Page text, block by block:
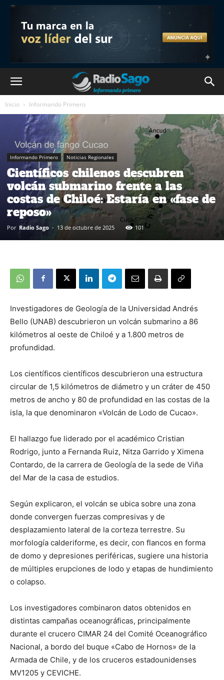
Inicio Informando Primero
Informando Primero Noticias Regionales
Científicos chilenos descubren
volcán submarino frente a las
costas de Chiloé: Estaría en «fase de
reposo»
Por Radio Sago - 13 de octubre de 2025 101
Investigadores de Geología de la Universidad Andrés
Bello (UNAB) descubrieron un volcán submarino a 86
kilómetros al oeste de Chiloé y a 1.800 metros de
profundidad.
Los científicos científicos descubrieron una estructura
circular de 1,5 kilómetros de diámetro y un cráter de 450
metros de ancho y 80 de profundidad en las costas de la
isla, la que denominaron «Volcán de Lodo de Cucao».
El hallazgo fue liderado por el académico Cristian
Rodrigo, junto a Fernanda Ruiz, Nitza Garrido y Ximena
Contardo, de la carrera de Geología de la sede de Viña
del Mar de la casa de estudios.
Según explicaron, el volcán se ubica sobre una zona
donde convergen fuerzas compresivas y de
desplazamiento lateral de la corteza terrestre. Su
morfología calderiforme, es decir, con flancos en forma
de domo y depresiones periféricas, sugiere una historia
de múltiples erupciones de lodo y etapas de hundimiento
o colapso.
Los investigadores combinaron datos obtenidos en
distintas campañas oceanográficas, principalmente
durante el crucero CIMAR 24 del Comité Oceanográfico
Nacional, a bordo del buque «Cabo de Hornos» de la
Armada de Chile, y de los cruceros estadounidenses
MV1205 y CEVICHE.